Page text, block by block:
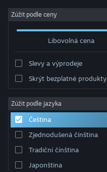
Přihlásit se
Komunita
Informace
Podpora
Změnit jazyk
Zúžit podle ceny
Libovolná cena
Slevy a výprodeje
Skrýt bezplatné produkty
Zúžit podle jazyka
Čeština
Zjednodušená čínština
Tradiční čínština
Japonština
Vydavatel: Omnitron Studios
Seřadit podle